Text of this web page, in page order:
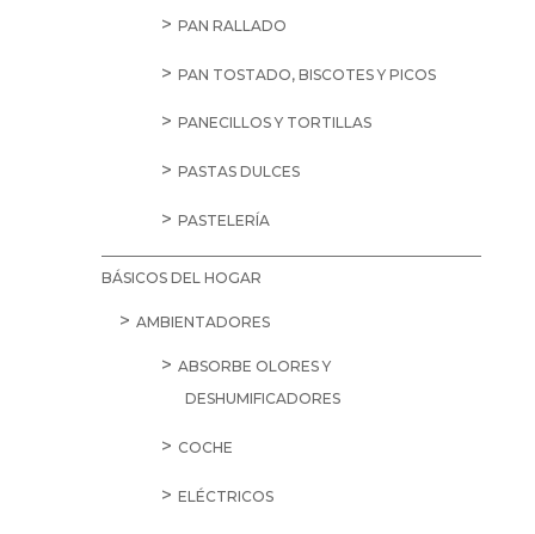
PAN RALLADO
PAN TOSTADO, BISCOTES Y PICOS
PANECILLOS Y TORTILLAS
PASTAS DULCES
PASTELERÍA
BÁSICOS DEL HOGAR
AMBIENTADORES
ABSORBE OLORES Y
DESHUMIFICADORES
COCHE
ELÉCTRICOS